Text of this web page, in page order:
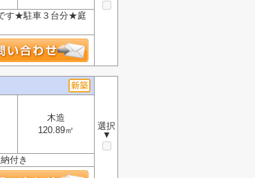
す★駐車３台分★庭
選択
▼
木造
120.89㎡
付き